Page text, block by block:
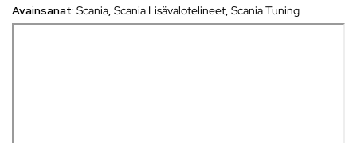
Avainsanat: Scania, Scania Lisävalotelineet, Scania Tuning